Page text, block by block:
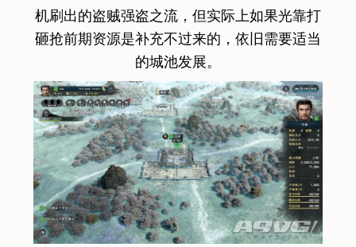
机刷出的盗贼强盗之流，但实际上如果光靠打
砸抢前期资源是补充不过来的，依旧需要适当
的城池发展。